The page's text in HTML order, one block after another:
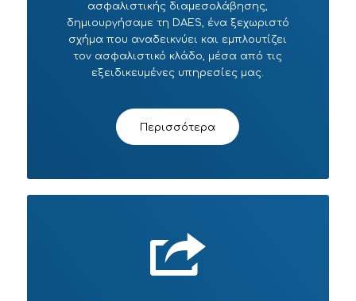
ασφαλιστικής διαμεσολάβησης,
δημιουργήσαμε τη DAES, ένα ξεχωριστό
σχήμα που αναδεικνύει και εμπλουτίζει
τον ασφαλιστικό κλάδο, μέσα από τις
εξειδικευμένες υπηρεσίες μας.
Περισσότερα